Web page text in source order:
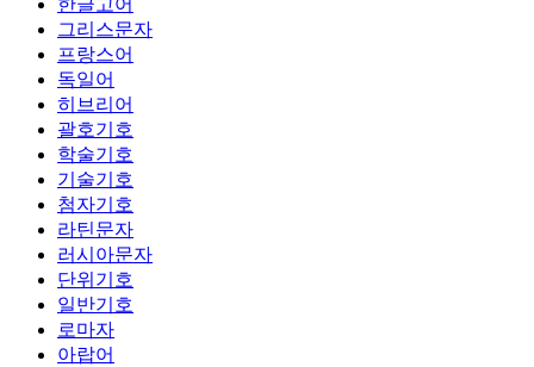
한글고어
그리스문자
프랑스어
독일어
히브리어
괄호기호
학술기호
기술기호
첨자기호
라틴문자
러시아문자
단위기호
일반기호
로마자
아랍어